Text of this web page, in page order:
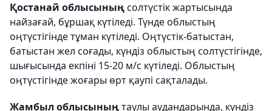
Қостанай облысыныңсолтүстік жартысында
найзағай, бұршақ күтіледі. Түнде облыстың
оңтүстігінде тұман күтіледі. Оңтүстік-батыстан,
батыстан жел соғады, күндіз облыстың солтүстігінде,
шығысында екпіні 15-20 м/с күтіледі. Облыстың
оңтүстігінде жоғары өрт қаупі сақталады.
Жамбыл облысыныңтаулы аудандарында, күндіз